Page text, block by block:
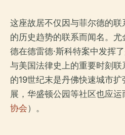
这座故居不仅因与菲尔德的
的历史趋势的联系而闻名。尤
德在德雷德·斯科特案中发挥
与美国法律史上的重要时刻
的19世纪末是丹佛快速城市
展，华盛顿公园等社区也应运
协会）。